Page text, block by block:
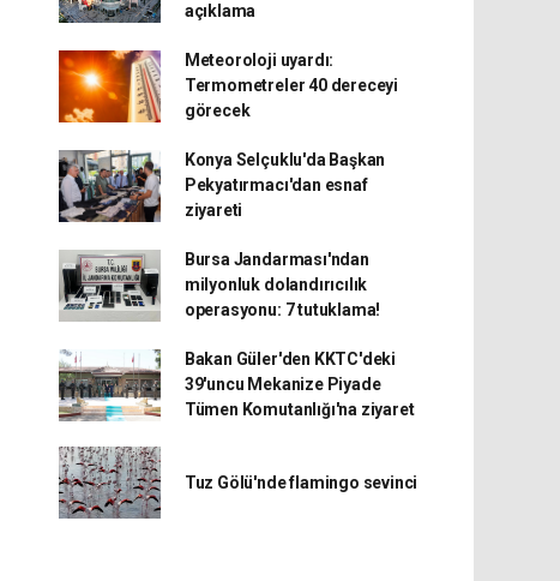
açıklama
Meteoroloji uyardı:
Termometreler 40 dereceyi
görecek
Konya Selçuklu'da Başkan
Pekyatırmacı'dan esnaf
ziyareti
Bursa Jandarması'ndan
milyonluk dolandırıcılık
operasyonu: 7 tutuklama!
Bakan Güler'den KKTC'deki
39'uncu Mekanize Piyade
Tümen Komutanlığı'na ziyaret
Tuz Gölü'nde flamingo sevinci